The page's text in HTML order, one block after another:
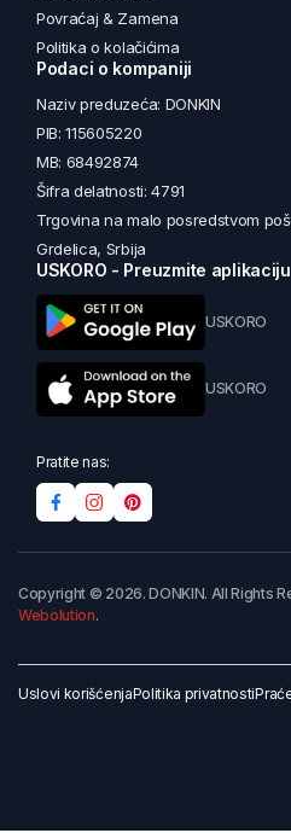
Povraćaj & Zamena
Politika o kolačićima
Podaci o kompaniji
Naziv preduzeća: DONKIN
PIB: 115605220
MB: 68492874
Šifra delatnosti: 4791
Trgovina na malo posredstvom
Grdelica, Srbija
USKORO - Preuzmite aplikaciju
USKORO
USKORO
Pratite nas:
Copyright © 2026. DONKIN. All Rights
Webolution.
Uslovi korišćenjaPolitika privatnosti